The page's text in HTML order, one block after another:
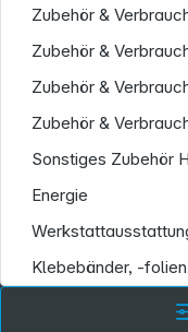
Zubehör &
Zubehör &
Zubehör &
Zubehör &
Sonstiges Zubehör
Energie
Klebebänder, -